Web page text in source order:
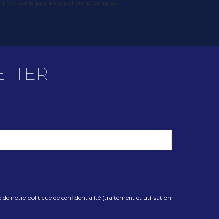
santé publique, recherche, congrès…
de notre politique de confidentialité (traitement et utilisation